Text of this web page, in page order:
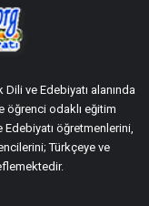
ve Edebiyatı alanında
öğrenci odaklı eğitim
öğretmenlerini,
Türkçeye ve